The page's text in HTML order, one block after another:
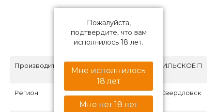
Характеристики
Производитель
Компания «ТАГИЛЬСКОЕ П
ИВО»
Регион
Нижний Тагил,Свердловск
ая область
Пожалуйста,
подтвердите, что вам
исполнилось 18 лет.
Мне исполнилось
18 лет
Мне нет 18 лет